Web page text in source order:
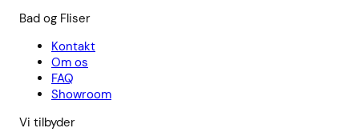
Bad og Fliser
Kontakt
Om os
FAQ
Showroom
Vi tilbyder